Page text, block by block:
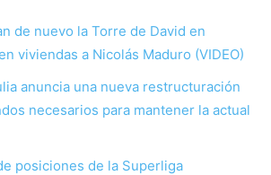
de nuevo la Torre de David en
viviendas a Nicolás Maduro (VIDEO)
anuncia una nueva restructuración
necesarios para mantener la actual
posiciones de la Superliga